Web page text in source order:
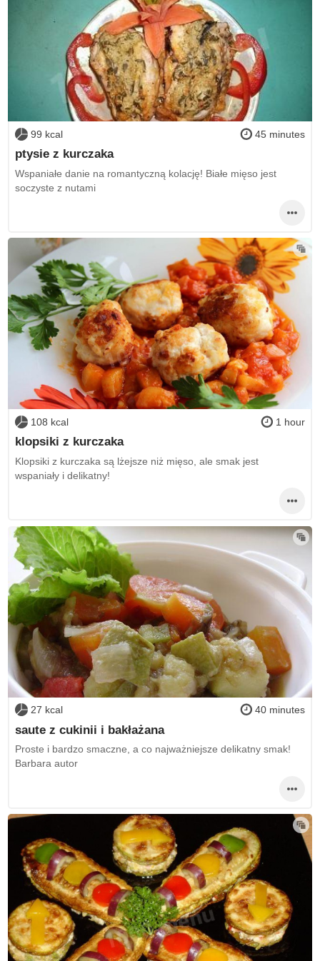
99 kcal 45 minutes
ptysie z kurczaka
Wspaniałe danie na romantyczną kolację! Białe mięso jest
soczyste z nutami
108 kcal 1 hour
klopsiki z kurczaka
Klopsiki z kurczaka są lżejsze niż mięso, ale smak jest
wspaniały i delikatny!
27 kcal 40 minutes
saute z cukinii i bakłażana
Proste i bardzo smaczne, a co najważniejsze delikatny smak!
Barbara autor